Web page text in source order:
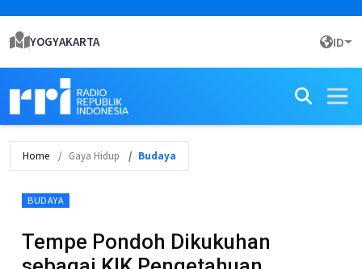
YOGYAKARTA ID
Home Gaya Hidup Budaya
BUDAYA
Tempe Pondoh Dikukuhan